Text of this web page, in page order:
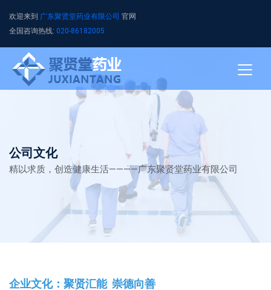
欢迎来到 广东聚贤堂药业有限公司 官网
全国咨询热线: 020-86182005
公司文化
精以求质，创造健康生活————广东聚贤堂药业有限公司
企业文化：聚贤汇能 崇德向善